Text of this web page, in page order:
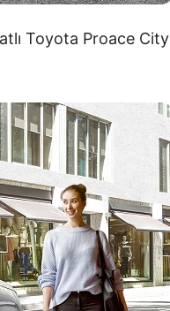
Toyota Proace City